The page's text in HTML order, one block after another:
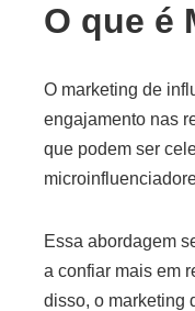
O que é
O marketing de
engajamento nas
que podem ser
Essa abordagem
a confiar mais em
disso, o marketing